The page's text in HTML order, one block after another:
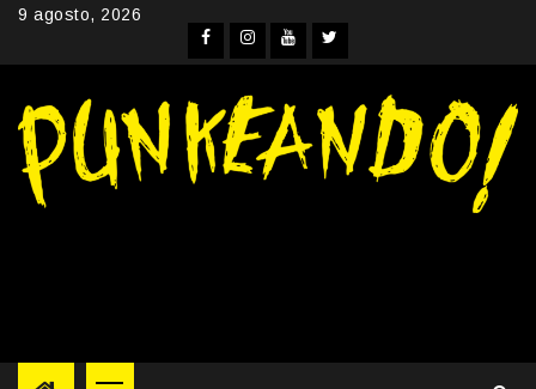
Skip9 agosto, 2026
Facebook
Instagram
YouTube
Twitter